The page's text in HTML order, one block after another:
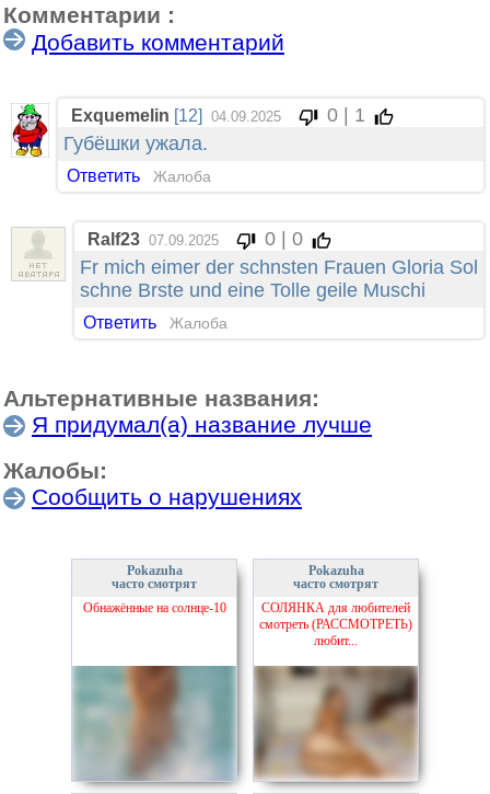
Комментарии :
Добавить комментарий
Exquemelin [12] 04.09.2025
0 | 1
Губёшки ужала.
Ответить Жалоба
Ralf23 07.09.2025
0 | 0
Fr mich eimer der schnsten Frauen Gloria Sol
schne Brste und eine Tolle geile Muschi
Ответить Жалоба
Альтернативные названия:
Я придумал(а) название лучше
Жалобы:
Сообщить о нарушениях
Pokazuha
часто смотрят
Обнажённые на солнце-10
Pokazuha
часто смотрят
СОЛЯНКА для любителей
смотреть (РАССМОТРЕТЬ)
любит...